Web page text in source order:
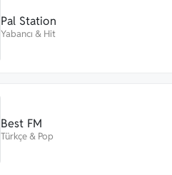
Pal Station
Yabancı & Hit
Best FM
Türkçe& Pop